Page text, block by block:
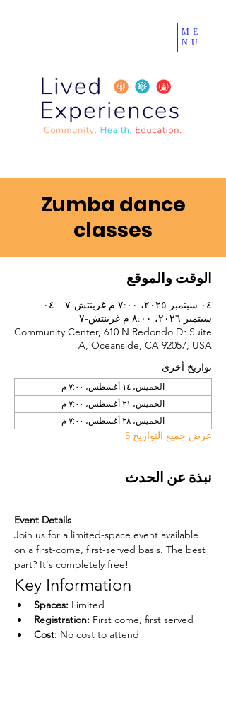
ME
NU
Zumba dance
classes
الوقت والموقع
٠٤ سبتمبر ٢٠٢٥، ٧:٠٠ م غرينتش-٧ – ٠٤
سبتمبر ٢٠٢٦، ٨:٠٠ م غرينتش-٧
Community Center, 610 N Redondo Dr Suite
A, Oceanside, CA 92057, USA
تواريخ أخرى
الخميس، ١٤ أغسطس، ٧:٠٠ م
الخميس، ٢١ أغسطس، ٧:٠٠ م
الخميس، ٢٨ أغسطس، ٧:٠٠ م
عرض جميع التواريخ 5
نبذة عن الحدث
Event Details
Join us for a limited-space event available
on a first-come, first-served basis. The best
part? It's completely free!
Key Information
Spaces: Limited
Registration: First come, first served
Cost: No cost to attend